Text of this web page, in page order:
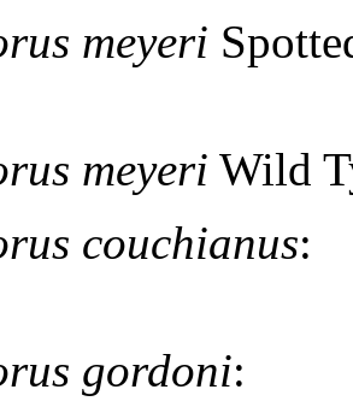
meyeri
meyeri Wild
couchianus:
gordoni: